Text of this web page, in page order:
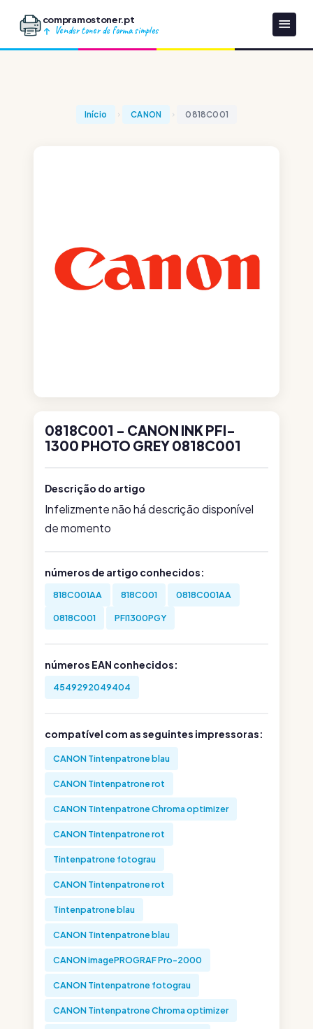
compramostoner.pt
Vender toner de forma simples
Início CANON 0818C001
0818C001 - CANON INK PFI-
1300 PHOTO GREY 0818C001
Descrição do artigo
Infelizmente não há descrição disponível
de momento
números de artigo conhecidos:
818C001AA 818C001 0818C001AA
0818C001 PFI1300PGY
números EAN conhecidos:
4549292049404
compatível com as seguintes impressoras:
CANON Tintenpatrone blau
CANON Tintenpatrone rot
CANON Tintenpatrone Chroma optimizer
CANON Tintenpatrone rot
Tintenpatrone fotograu
CANON Tintenpatrone rot
Tintenpatrone blau
CANON Tintenpatrone blau
CANON imagePROGRAF Pro-2000
CANON Tintenpatrone fotograu
CANON Tintenpatrone Chroma optimizer